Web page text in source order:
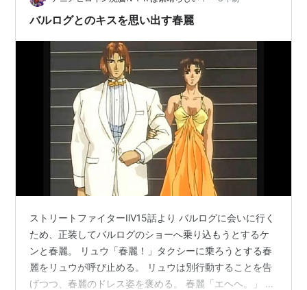
バルログとのキスを思い出す春麗
ストリートファイターⅡV15話より バルログに会いに行く
ため、正装してバルログのショーへ乗り込もうとするケ
ンと春麗。 リュウ「春麗！」タクシーに乗ろうとする春
麗をリュウが呼び止める。 リュウは別行動することを告
げつつ、春麗のドレス姿を褒める。 春麗「エヘヘ。」 ケ